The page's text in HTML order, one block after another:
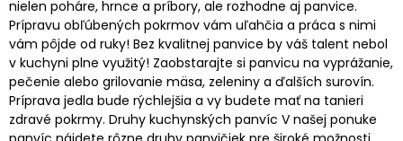
nielen poháre, hrnce a príbory, ale rozhodne aj panvice.
Prípravu obľúbených pokrmov vám uľahčia a práca s nimi
vám pôjde od ruky! Bez kvalitnej panvice by váš talent nebol
v kuchyni plne využitý! Zaobstarajte si panvicu na vyprážanie,
pečenie alebo grilovanie mäsa, zeleniny a ďalších surovín.
Príprava jedla bude rýchlejšia a vy budete mať na tanieri
zdravé pokrmy. Druhy kuchynských panvíc V našej ponuke